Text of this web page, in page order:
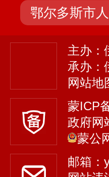
鄂尔多斯市
主办：
承办：
网站地
蒙ICP
政府网
蒙公
邮箱：